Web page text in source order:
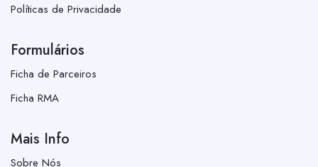
Políticas de Privacidade
Formulários
Ficha de Parceiros
Ficha RMA
Mais Info
Sobre Nós